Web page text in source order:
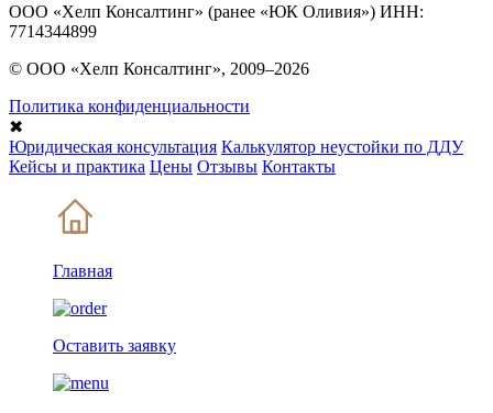
ООО «Хелп Консалтинг» (ранее «ЮК Оливия») ИНН:
7714344899
© ООО «Хелп Консалтинг», 2009–2026
Политика конфиденциальности
✖
Юридическая консультация Калькулятор неустойки по ДДУ
Кейсы и практика Цены Отзывы Контакты
Главная
Оставить заявку